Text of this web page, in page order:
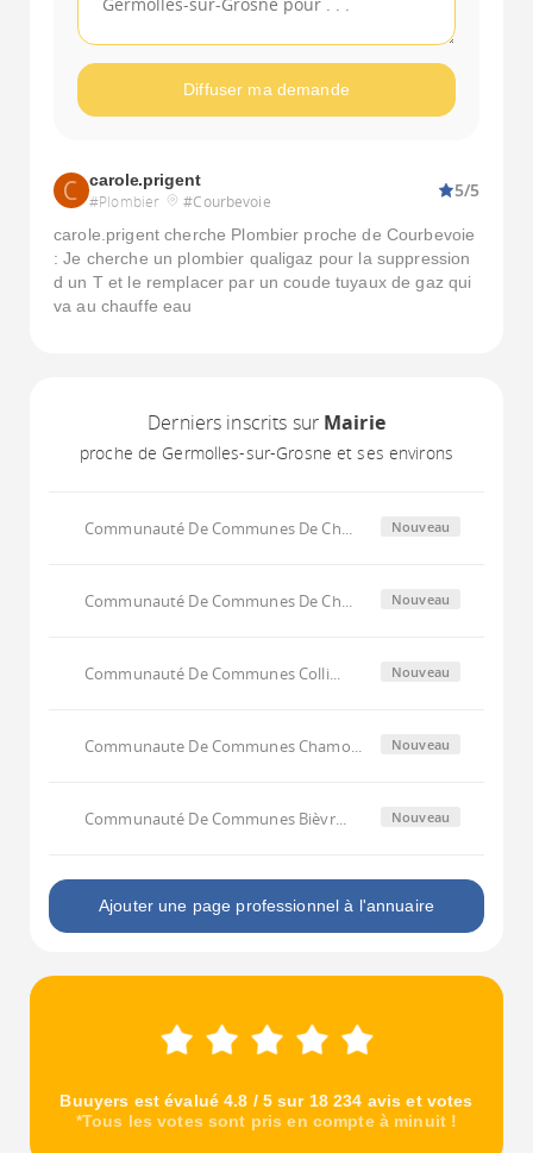
Diffuser ma demande
carole.prigent
#Plombier #Courbevoie
5/5
carole.prigent cherche Plombier proche de Courbevoie
: Je cherche un plombier qualigaz pour la suppression
d un T et le remplacer par un coude tuyaux de gaz qui
va au chauffe eau
Derniers inscrits sur Mairie
proche de Germolles-sur-Grosne et ses environs
Communauté De Communes De Ch... Nouveau
Communauté De Communes De Ch... Nouveau
Communauté De Communes Colli... Nouveau
Communaute De Communes Chamo... Nouveau
Communauté De Communes Bièvr... Nouveau
Ajouter une page professionnel à l'annuaire
Buuyers est évalué 4.8 / 5 sur 18 234 avis et votes
*Tous les votes sont pris en compte à minuit !